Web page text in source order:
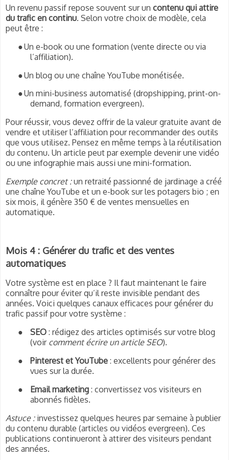
Un revenu passif repose souvent sur un contenu qui attire
du trafic en continu. Selon votre choix de modèle, cela
peut être :
●Un e-book ou une formation (vente directe ou via
l’affiliation).
●Un blog ou une chaîne YouTube monétisée.
●Un mini-business automatisé (dropshipping, print-on-
demand, formation evergreen).
Pour réussir, vous devez offrir de la valeur gratuite avant de
vendre et utiliser l’affiliation pour recommander des outils
que vous utilisez. Pensez en même temps à la réutilisation
du contenu. Un article peut par exemple devenir une vidéo
ou une infographie mais aussi une mini-formation.
Exemple concret :un retraité passionné de jardinage a créé
une chaîne YouTube et un e-book sur les potagers bio ; en
six mois, il génère 350 € de ventes mensuelles en
automatique.
Mois 4 : Générer du trafic et des ventes
automatiques
Votre système est en place ? Il faut maintenant le faire
connaître pour éviter qu’il reste invisible pendant des
années. Voici quelques canaux efficaces pour générer du
trafic passif pour votre système :
●
SEO : rédigez des articles optimisés sur votre blog
(voir comment écrire un article SEO).
●
Pinterest et YouTube : excellents pour générer des
vues sur la durée.
●
Email marketing : convertissez vos visiteurs en
abonnés fidèles.
Astuce :investissez quelques heures par semaine à publier
du contenu durable (articles ou vidéos evergreen). Ces
publications continueront à attirer des visiteurs pendant
des années.